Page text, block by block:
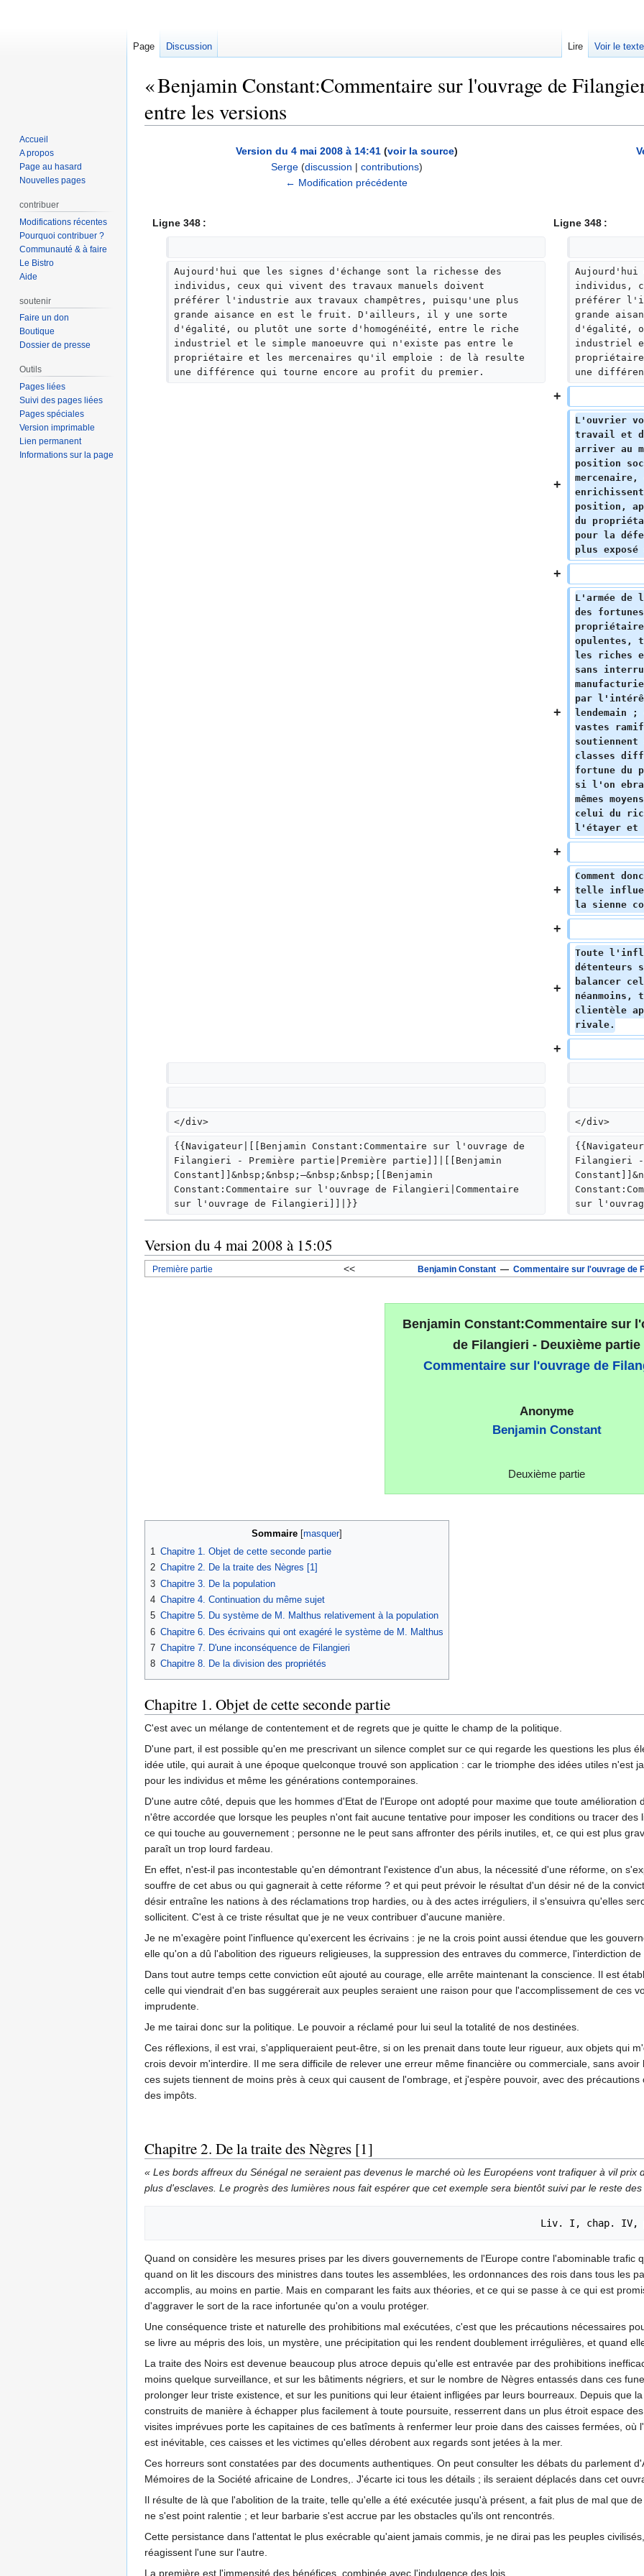
« Benjamin Constant:Commentaire sur l'ouvrage de
entre les versions
Version du 4 mai 2008 à 14:41 (voir la source)
Serge (discussion | contributions)
u
← Modification précédente
Ligne 348 : Ligne 348 :
Aujourd'hui que les signes d'échange sont la richesse des
individus, ceux qui vivent des travaux manuels doivent
préférer l'industrie aux travaux champêtres, puisqu'une plus
grande aisance en est le fruit. D'ailleurs, il y une sorte
d'égalité, ou plutôt une sorte d'homogénéité, entre le riche
industriel et le simple manoeuvre qui n'existe pas entre le
propriétaire et les mercenaires qu'il emploie : de là resulte
une différence qui tourne encore au profit du premier.
Aujourd'hui
individus,
préférer
grande
d'égalité,
industriel
une
L'ouvrier
travail et
arriver au
position
mercenaire,
enrichissent
position,
du
pour la
plus
L'armée de
des
opulentes,
les riches
sans
par
lendemain
vastes
classes
fortune du
si l'on
mêmes
celui du
l'étayer et
Comment
telle
la sienne
Toute
détenteurs
balancer
néanmoins,
clientèle
rivale.
</div> </div>
{{Navigateur|[[Benjamin Constant:Commentaire sur l'ouvrage de
Filangieri - Première partie|Première partie]]|[[Benjamin
Constant]]&nbsp;&nbsp;—&nbsp;&nbsp;[[Benjamin
Constant:Commentaire sur l'ouvrage de Filangieri|Commentaire
sur l'ouvrage de Filangieri]]|}}
Filangieri -
sur
Version du 4 mai 2008 à 15:05
Première partie << Benjamin Constant— Commentaire sur l'ouvrage de
Benjamin Constant:Commentaire sur
de Filangieri - Deuxième partie
Commentaire sur l'ouvrage de
Anonyme
Benjamin Constant
Deuxième partie
Sommaire
1 Chapitre 1. Objet de cette seconde partie
2 Chapitre 2. De la traite des Nègres [1]
3 Chapitre 3. De la population
4 Chapitre 4. Continuation du même sujet
5 Chapitre 5. Du système de M. Malthus relativement à la population
6 Chapitre 6. Des écrivains qui ont exagéré le système de M. Malthus
7 Chapitre 7. D'une inconséquence de Filangieri
8 Chapitre 8. De la division des propriétés
Chapitre 1. Objet de cette seconde partie
C'est avec un mélange de contentement et de regrets que je quitte le champ de la politique.
D'une part, il est possible qu'en me prescrivant un silence complet sur ce qui regarde les questions les plus
idée utile, qui aurait à une époque quelconque trouvé son application : car le triomphe des idées utiles n'est
pour les individus et même les générations contemporaines.
D'une autre côté, depuis que les hommes d'Etat de l'Europe ont adopté pour maxime que toute
n'être accordée que lorsque les peuples n'ont fait aucune tentative pour imposer les conditions ou tracer
ce qui touche au gouvernement ; personne ne le peut sans affronter des périls inutiles, et, ce qui est plus
paraît un trop lourd fardeau.
En effet, n'est-il pas incontestable qu'en démontrant l'existence d'un abus, la nécessité d'une réforme, on
souffre de cet abus ou qui gagnerait à cette réforme ? et qui peut prévoir le résultat d'un désir né de la
désir entraîne les nations à des réclamations trop hardies, ou à des actes irréguliers, il s'ensuivra qu'elles
sollicitent. C'est à ce triste résultat que je ne veux contribuer d'aucune manière.
Je ne m'exagère point l'influence qu'exercent les écrivains : je ne la crois point aussi étendue que les
elle qu'on a dû l'abolition des rigueurs religieuses, la suppression des entraves du commerce, l'interdiction
Dans tout autre temps cette conviction eût ajouté au courage, elle arrête maintenant la conscience. Il est
celle qui viendrait d'en bas suggérerait aux peuples seraient une raison pour que l'accomplissement de ces
imprudente.
Je me tairai donc sur la politique. Le pouvoir a réclamé pour lui seul la totalité de nos destinées.
Ces réflexions, il est vrai, s'appliqueraient peut-être, si on les prenait dans toute leur rigueur, aux objets qui
crois devoir m'interdire. Il me sera difficile de relever une erreur même financière ou commerciale, sans
ces sujets tiennent de moins près à ceux qui causent de l'ombrage, et j'espère pouvoir, avec des
des impôts.
Chapitre 2. De la traite des Nègres [1]
« Les bords affreux du Sénégal ne seraient pas devenus le marché où les Européens vont trafiquer à vil
plus d'esclaves. Le progrès des lumières nous fait espérer que cet exemple sera bientôt suivi par le reste des
Quand on considère les mesures prises par les divers gouvernements de l'Europe contre l'abominable trafic
quand on lit les discours des ministres dans toutes les assemblées, les ordonnances des rois dans tous les
accomplis, au moins en partie. Mais en comparant les faits aux théories, et ce qui se passe à ce qui est
d'aggraver le sort de la race infortunée qu'on a voulu protéger.
Une conséquence triste et naturelle des prohibitions mal exécutées, c'est que les précautions nécessaires
se livre au mépris des lois, un mystère, une précipitation qui les rendent doublement irrégulières, et quand
La traite des Noirs est devenue beaucoup plus atroce depuis qu'elle est entravée par des prohibitions
moins quelque surveillance, et sur les bâtiments négriers, et sur le nombre de Nègres entassés dans ces
prolonger leur triste existence, et sur les punitions qui leur étaient infligées par leurs bourreaux. Depuis que
construits de manière à échapper plus facilement à toute poursuite, resserrent dans un plus étroit espace
visites imprévues porte les capitaines de ces batîments à renfermer leur proie dans des caisses fermées,
est inévitable, ces caisses et les victimes qu'elles dérobent aux regards sont jetées à la mer.
Ces horreurs sont constatées par des documents authentiques. On peut consulter les débats du parlement
Mémoires de la Société africaine de Londres,. J'écarte ici tous les détails ; ils seraient déplacés dans cet
Il résulte de là que l'abolition de la traite, telle qu'elle a été exécutée jusqu'à présent, a fait plus de mal que
ne s'est point ralentie ; et leur barbarie s'est accrue par les obstacles qu'ils ont rencontrés.
Cette persistance dans l'attentat le plus exécrable qu'aient jamais commis, je ne dirai pas les peuples
réagissent l'une sur l'autre.
La première est l'immensité des bénéfices, combinée avec l'indulgence des lois.
Page Discussion Lire Voir le
Accueil
A propos
Page au hasard
Nouvelles pages
contribuer
Modifications récentes
Pourquoi contribuer ?
Communauté & à faire
Le Bistro
Aide
soutenir
Faire un don
Boutique
Dossier de presse
Outils
Pages liées
Suivi des pages liées
Pages spéciales
Version imprimable
Lien permanent
Informations sur la page